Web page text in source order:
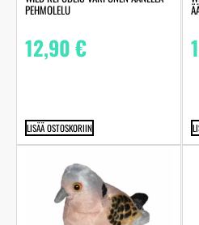
PEHMOLELU
12,90€
LISÄÄ OSTOSKORIIN